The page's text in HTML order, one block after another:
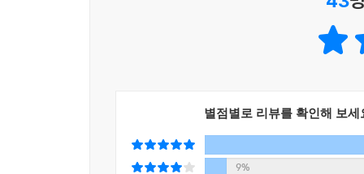
별점별로 리뷰를 확인해 보세
9%